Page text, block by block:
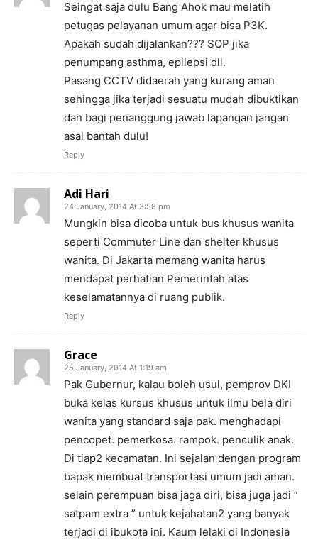
Seingat saja dulu Bang Ahok mau melatih
petugas pelayanan umum agar bisa P3K.
Apakah sudah dijalankan??? SOP jika
penumpang asthma, epilepsi dll.
Pasang CCTV didaerah yang kurang aman
sehingga jika terjadi sesuatu mudah dibuktikan
dan bagi penanggung jawab lapangan jangan
asal bantah dulu!
Reply
Adi Hari
24 January, 2014 At 3:58 pm
Mungkin bisa dicoba untuk bus khusus wanita
seperti Commuter Line dan shelter khusus
wanita. Di Jakarta memang wanita harus
mendapat perhatian Pemerintah atas
keselamatannya di ruang publik.
Reply
Grace
25 January, 2014 At 1:19 am
Pak Gubernur, kalau boleh usul, pemprov DKI
buka kelas kursus khusus untuk ilmu bela diri
wanita yang standard saja pak. menghadapi
pencopet. pemerkosa. rampok. penculik anak.
Di tiap2 kecamatan. Ini sejalan dengan program
bapak membuat transportasi umum jadi aman.
selain perempuan bisa jaga diri, bisa juga jadi ”
satpam extra ” untuk kejahatan2 yang banyak
terjadi di ibukota ini. Kaum lelaki di Indonesia